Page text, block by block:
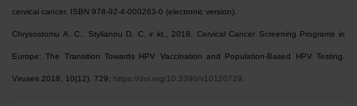
cervical cancer. ISBN 978-92-4-000263-0 (electronic version).
Chrysostomu A. C., Stylianou D. C. ir kt., 2018. Cervical Cancer Screening Programs in
Europe: The Transition Towards HPV Vaccination and Population-Based HPV Testing.
Viruses 2018, 10(12), 729; https://doi.org/10.3390/v10120729